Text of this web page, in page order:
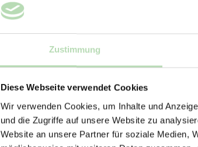
Zustimmung
Diese Webseite verwendet Cookies
Wir verwenden Cookies, um Inhalte und
und die Zugriffe auf unsere Website zu
Website an unsere Partner für soziale Medien,